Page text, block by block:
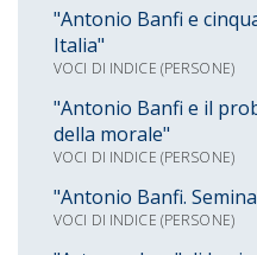
"Antonio Banfi e
Italia"
VOCI DI INDICE (PERSONE)
"Antonio Banfi e il
della morale"
VOCI DI INDICE (PERSONE)
"Antonio Banfi.
VOCI DI INDICE (PERSONE)